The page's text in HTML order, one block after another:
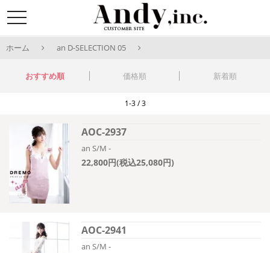
toggle
navigation
ホーム an D-SELECTION 05
おすすめ順 価格順 新着順
1-3 / 3
AOC-2937
an S/M -
22,800円(税込25,080円)
AOC-2941
an S/M -